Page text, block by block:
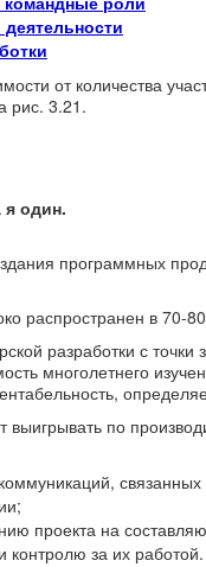
от количества
рис. 3.21.
один.
программных
распространен в 70-
разработки с
многолетнего
выигрывать по
проекта на
контролю за их работой.